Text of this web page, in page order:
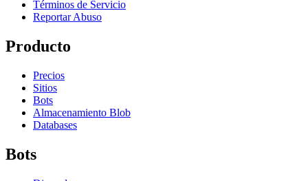
Términos de Servicio
Reportar Abuso
Producto
Precios
Sitios
Bots
Almacenamiento Blob
Databases
Bots